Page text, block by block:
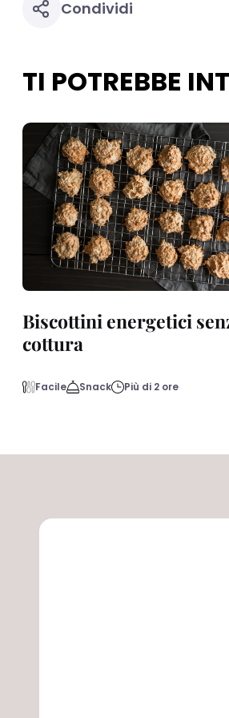
Condividi
TI POTREBBE
Biscottini energetici
cottura
Facile Snack Più di 2 ore